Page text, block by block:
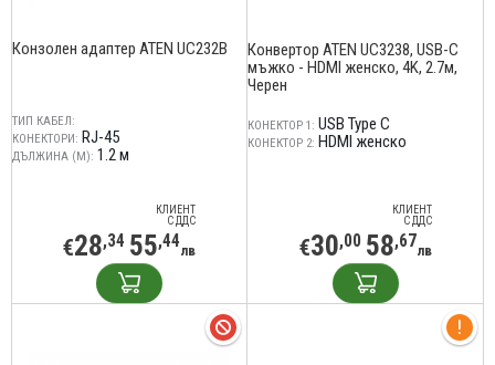
Конзолен адаптер ATEN UC232B
ТИП КАБЕЛ:
КОНЕКТОРИ: RJ-45
ДЪЛЖИНА (М): 1.2 м
КЛИЕНТ
С ДДС
€28,34 55,44лв
Конвертор ATEN UC3238, USB-C
мъжко - HDMI женско, 4K, 2.7м,
Черен
КОНЕКТОР 1: USB Type C
КОНЕКТОР 2: HDMI женско
КЛИЕНТ
С ДДС
€30,00 58,67лв